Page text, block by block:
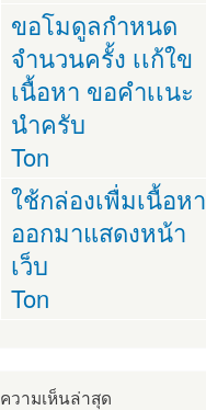
ขอโมดูลกำหนด
จำนวนครั้ง เเก้ใข
เนื้อหา ขอคำเเนะ
นำครับ
Ton
ใช้กล่องเพื่มเนื้อหา
ออกมาแสดงหน้า
เว็บ
Ton
ความเห็นล่าสุด